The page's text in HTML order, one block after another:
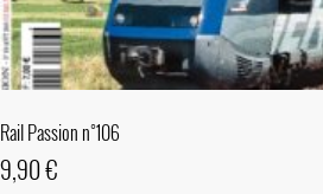
Rail Passion n°106
9,90€